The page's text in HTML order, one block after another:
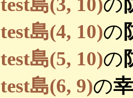
test島(4, 10)の
test島(5, 10)の
test島(6, 9)の